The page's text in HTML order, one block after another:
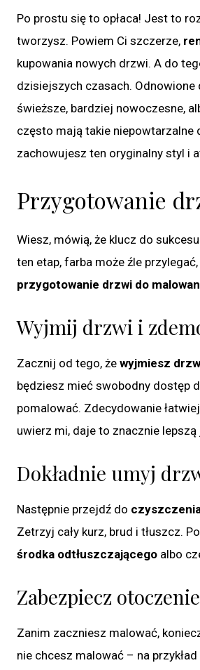
Po prostu się to opłaca! Jest to
tworzysz. Powiem Ci szczerze,
kupowania nowych drzwi. A do
dzisiejszych czasach.
świeższe, bardziej nowoczesne,
często mają takie niepowtarzalne
zachowujesz ten oryginalny styl i
Przygotowanie
Wiesz, mówią, że klucz do
ten etap, farba może źle
przygotowanie drzwi do
Wyjmij drzwi i
Zacznij od tego, że wyjmiesz
będziesz mieć swobodny dostęp
pomalować. Zdecydowanie
uwierz mi, daje to znacznie
Dokładnie umyj
Następnie przejdź do
Zetrzyj cały kurz, brud i tłuszcz.
środka odtłuszczającego albo
Zabezpiecz otoczenie
Zanim zaczniesz malować,
nie chcesz malować – na